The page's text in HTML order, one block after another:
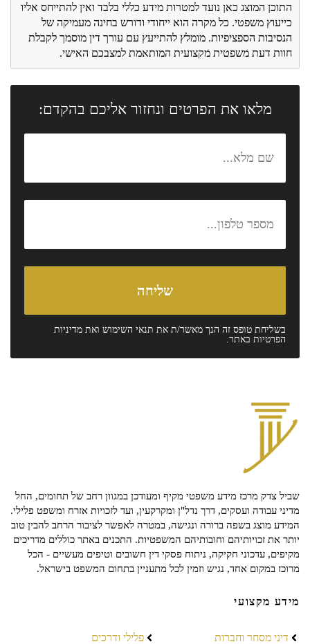
התוכן המוצג כאן נועד למטרות מידע כללי בלבד ואין להתייחס אליו
כייעוץ משפטי. כל מקרה הוא ייחודי ודורש בחינה מעמיקה של
הנסיבות הספציפיות. מומלץ להתייעץ עם עורך דין מוסמך לקבלת
חוות דעת משפטית מקצועית המותאמת למצבכם האישי.
מלאו את הפרטים ונחזור אליכם בהקדם:
בשליחת טופס זה הנך מאשר/ת את תנאי השימוש ואת מדיניות
הפרטיות באתר.
שביל צדק מרכז מידע משפטי מקיף ומעודכן במגוון רחב של תחומים, החל
מדיני עבודה ועסקים, דרך נדל"ן ומקרקעין, ועד לזכויות אזרח ומשפט פלילי.
המידע מוצג בשפה ברורה ונגישה, במטרה לאפשר לציבור הרחב להבין טוב
יותר את זכויותיהם וחובותיהם המשפטיות. התכנים באתר כוללים מדריכים
מקיפים, עדכוני חקיקה, ניתוח פסקי דין חשובים וטיפים מעשיים - הכל
מרוכז במקום אחד, נגיש וזמין לכל מתעניין בתחום המשפט בישראל.
מידע מקצועי
דיני מסחר וחברות
פלילי ודרכים